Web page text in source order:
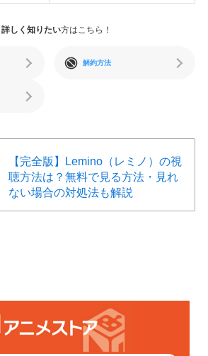
詳しく知りたい方はこちら！
解約方法
【完全版】Lemino（レミノ）の視
聴方法は？無料で見る方法・見れ
ない場合の対処法も解説